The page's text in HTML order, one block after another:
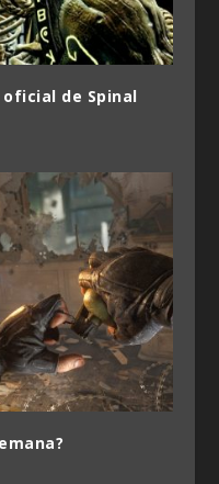
de Spinal